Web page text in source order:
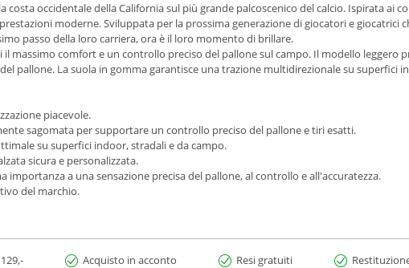
costa occidentale della California sul più grande palcoscenico del calcio. Ispirata ai
moderne. Sviluppata per la prossima generazione di giocatori e giocatrici
passo della loro carriera, ora è il loro momento di brillare.
il massimo comfort e un controllo preciso del pallone sul campo. Il modello leggero
pallone. La suola in gomma garantisce una trazione multidirezionale su superfici
piacevole.
sagomata per supportare un controllo preciso del pallone e tiri esatti.
su superfici indoor, stradali e da campo.
sicura e personalizzata.
a una sensazione precisa del pallone, al controllo e all'accuratezza.
del marchio.
Acquisto in acconto Resi gratuiti